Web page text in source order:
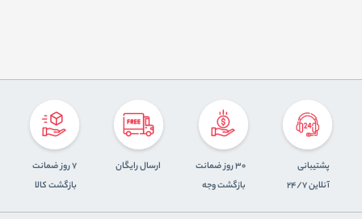
پشتیبانی
آنلاین 24/7
30 روز ضمانت
بازگشت وجه
ارسال رایگان
7 روز ضمانت
بازگشت کالا